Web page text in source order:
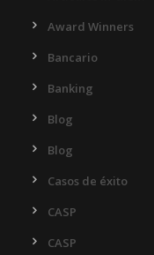
Award Winners
Bancario
Banking
Blog
Blog
Casos de éxito
CASP
CASP